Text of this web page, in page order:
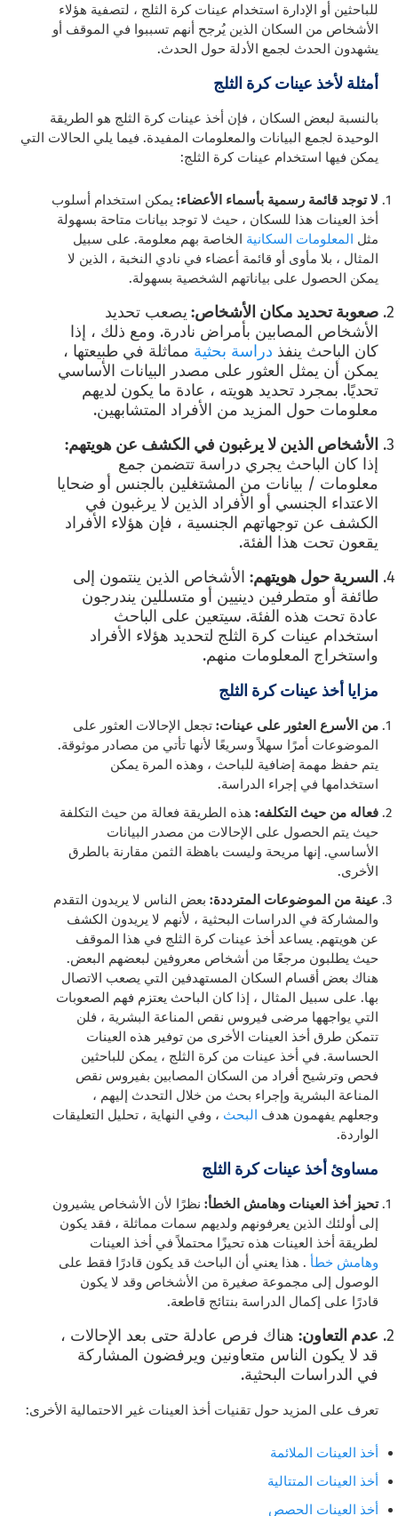
للباحثين أو الإدارة استخدام عينات كرة الثلج ، لتصفية هؤلاء
الأشخاص من السكان الذين يُرجح أنهم تسببوا في الموقف أو
يشهدون الحدث لجمع الأدلة حول الحدث.
أمثلة لأخذ عينات كرة الثلج
بالنسبة لبعض السكان ، فإن أخذ عينات كرة الثلج هو الطريقة
الوحيدة لجمع البيانات والمعلومات المفيدة. فيما يلي الحالات التي
يمكن فيها استخدام عينات كرة الثلج:
لا توجد قائمة رسمية بأسماء الأعضاء: يمكن استخدام أسلوب
أخذ العينات هذا للسكان ، حيث لا توجد بيانات متاحة بسهولة
مثل المعلومات السكانية الخاصة بهم معلومة. على سبيل
المثال ، بلا مأوى أو قائمة أعضاء في نادي النخبة ، الذين لا
يمكن الحصول على بياناتهم الشخصية بسهولة.
صعوبة تحديد مكان الأشخاص: يصعب تحديد
الأشخاص المصابين بأمراض نادرة. ومع ذلك ، إذا
كان الباحث ينفذ دراسة بحثية مماثلة في طبيعتها ،
يمكن أن يمثل العثور على مصدر البيانات الأساسي
تحديًا. بمجرد تحديد هويته ، عادة ما يكون لديهم
معلومات حول المزيد من الأفراد المتشابهين.
الأشخاص الذين لا يرغبون في الكشف عن هويتهم:
إذا كان الباحث يجري دراسة تتضمن جمع
معلومات / بيانات من المشتغلين بالجنس أو ضحايا
الاعتداء الجنسي أو الأفراد الذين لا يرغبون في
الكشف عن توجهاتهم الجنسية ، فإن هؤلاء الأفراد
يقعون تحت هذا الفئة.
السرية حول هويتهم: الأشخاص الذين ينتمون إلى
طائفة أو متطرفين دينيين أو متسللين يندرجون
عادة تحت هذه الفئة. سيتعين على الباحث
استخدام عينات كرة الثلج لتحديد هؤلاء الأفراد
واستخراج المعلومات منهم.
مزايا أخذ عينات كرة الثلج
من الأسرع العثور على عينات: تجعل الإحالات العثور على
الموضوعات أمرًا سهلاً وسريعًا لأنها تأتي من مصادر موثوقة.
يتم حفظ مهمة إضافية للباحث ، وهذه المرة يمكن
استخدامها في إجراء الدراسة.
فعاله من حيث التكلفه: هذه الطريقة فعالة من حيث التكلفة
حيث يتم الحصول على الإحالات من مصدر البيانات
الأساسي. إنها مريحة وليست باهظة الثمن مقارنة بالطرق
الأخرى.
عينة من الموضوعات المترددة: بعض الناس لا يريدون التقدم
والمشاركة في الدراسات البحثية ، لأنهم لا يريدون الكشف
عن هويتهم. يساعد أخذ عينات كرة الثلج في هذا الموقف
حيث يطلبون مرجعًا من أشخاص معروفين لبعضهم البعض.
هناك بعض أقسام السكان المستهدفين التي يصعب الاتصال
بها. على سبيل المثال ، إذا كان الباحث يعتزم فهم الصعوبات
التي يواجهها مرضى فيروس نقص المناعة البشرية ، فلن
تتمكن طرق أخذ العينات الأخرى من توفير هذه العينات
الحساسة. في أخذ عينات من كرة الثلج ، يمكن للباحثين
فحص وترشيح أفراد من السكان المصابين بفيروس نقص
المناعة البشرية وإجراء بحث من خلال التحدث إليهم ،
وجعلهم يفهمون هدف البحث ، وفي النهاية ، تحليل التعليقات
الواردة.
مساوئ أخذ عينات كرة الثلج
تحيز أخذ العينات وهامش الخطأ: نظرًا لأن الأشخاص يشيرون
إلى أولئك الذين يعرفونهم ولديهم سمات مماثلة ، فقد يكون
لطريقة أخذ العينات هذه تحيزًا محتملاً في أخذ العينات
وهامش خطأ . هذا يعني أن الباحث قد يكون قادرًا فقط على
الوصول إلى مجموعة صغيرة من الأشخاص وقد لا يكون
قادرًا على إكمال الدراسة بنتائج قاطعة.
عدم التعاون: هناك فرص عادلة حتى بعد الإحالات ،
قد لا يكون الناس متعاونين ويرفضون المشاركة
في الدراسات البحثية.
تعرف على المزيد حول تقنيات أخذ العينات غير الاحتمالية الأخرى:
أخذ العينات الملائمة
أخذ العينات المتتالية
أخذ العينات الحصص